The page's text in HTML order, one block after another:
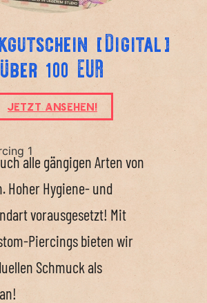
[Digital]
über 100 EUR
Jetzt ansehen!
alle gängigen Arten von
Hoher Hygiene- und
vorausgesetzt! Mit
Piercings bieten wir
Schmuck als